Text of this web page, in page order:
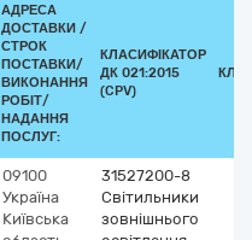
АДРЕСА
ДОСТАВКИ /
СТРОК
ПОСТАВКИ/
ВИКОНАННЯ
РОБІТ/
НАДАННЯ
ПОСЛУГ:
КЛАСИФІКАТОР
ДК 021:2015
(CPV)
09100
Україна
Київська
31527200-8
Світильники
зовнішнього